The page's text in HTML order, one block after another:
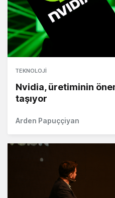
TEKNOLOJI
Nvidia, üretiminin
taşıyor
Arden Papuççiyan